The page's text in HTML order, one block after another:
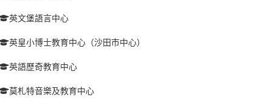
英文堡語言中心
英皇小博士教育中心（沙田市中心）
英語歷奇教育中心
莫札特音樂及教育中心